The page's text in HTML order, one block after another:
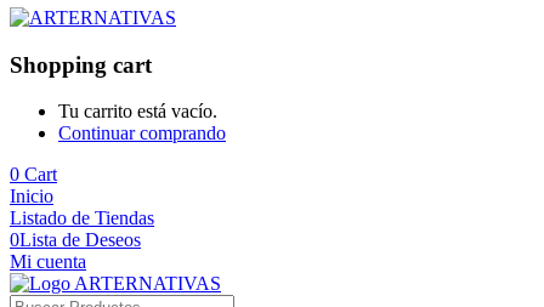
Shopping cart
Tu carrito está vacío.
Continuar comprando
0 Cart
Inicio
Listado de Tiendas
0Lista de Deseos
Mi cuenta